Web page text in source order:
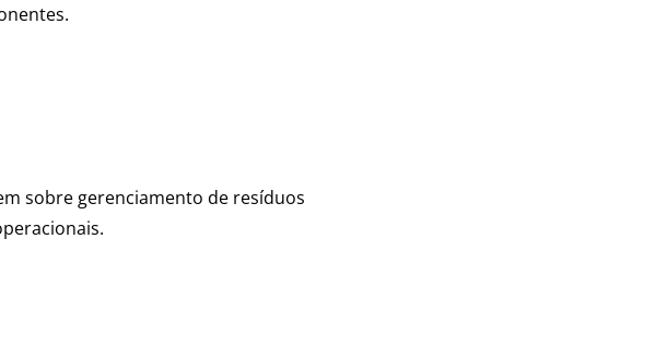
sobre gerenciamento de resíduos